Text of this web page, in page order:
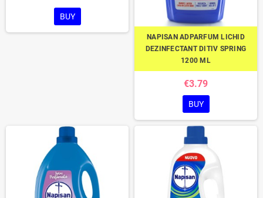
BUY
NAPISAN ADPARFUM LICHID
DEZINFECTANT DITIV SPRING
1200 ML
€3.79
BUY